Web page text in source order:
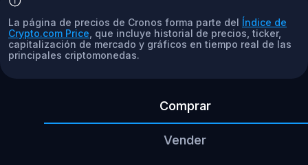
La página de precios de Cronos forma parte del Índice de
Crypto.com Price , que incluye historial de precios, ticker,
capitalización de mercado y gráficos en tiempo real de las
principales criptomonedas.
Comprar
Vender